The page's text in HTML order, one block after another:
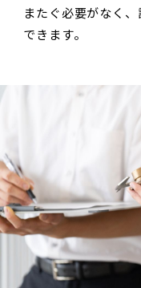
またぐ必要がなく
できます。